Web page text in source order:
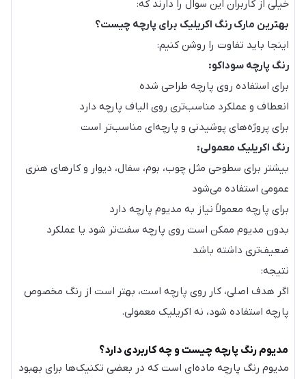
خیلی از کاربران این سوال را دارند که:
بهترین مارک رنگ اکریلیک برای پارچه چیست؟
اینجا باید تفاوت را روشن کنیم:
رنگ پارچه سوداکو:
برای استفاده روی پارچه طراحی شده
انعطاف و عملکرد مناسب‌تری روی الیاف پارچه دارد
برای پروژه‌های پوشیدنی و پارچه‌ای مناسب‌تر است
رنگ اکریلیک معمولی:
بیشتر برای سطوحی مثل چوب، بوم، سفال، دیوار و کارهای هنری
عمومی استفاده می‌شود
برای پارچه معمولاً نیاز به مدیوم پارچه دارد
بدون مدیوم ممکن است روی پارچه سفت‌تر شود یا عملکرد
ضعیف‌تری داشته باشد
نتیجه:
اگر هدف اصلی، کار روی پارچه است، بهتر است از رنگ مخصوص
پارچه استفاده شود، نه اکریلیک معمولی.
مدیوم رنگ پارچه چیست و چه کاربردی دارد؟
مدیوم رنگ پارچه ماده‌ای است که در بعضی تکنیک‌ها برای بهبود